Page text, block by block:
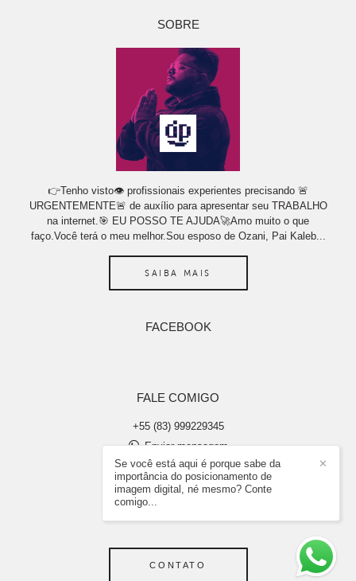
SOBRE
👉Tenho visto👁 profissionais experientes precisando 🚨
URGENTEMENTE🚨 de auxílio para apresentar seu TRABALHO
na internet.🎯 EU POSSO TE AJUDA🚀Amo muito o que
faço.Você terá o meu melhor.Sou esposo de Ozani, Pai Kaleb...
SAIBA MAIS
FACEBOOK
FALE COMIGO
+55 (83) 999229345
Enviar mensagem
abraaosilvaimagens@gmail.com
João Pessoa / PB
CONTATO
✕
Se você está aqui é porque sabe da
importância do posicionamento de
imagem digital, né mesmo? Conte
comigo...